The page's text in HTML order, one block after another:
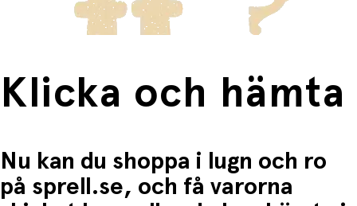
Klicka och hämta
Nu kan du shoppa i lugn och ro
på sprell.se, och få varorna